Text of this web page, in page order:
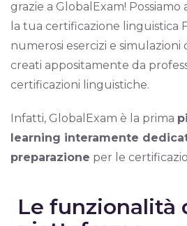
grazie a GlobalExam!
la tua certificazione linguistica
numerosi esercizi e simulazioni
creati appositamente da
certificazioni linguistiche.
Infatti, GlobalExam è la prima
learning interamente
preparazione per le
Le funzionalità